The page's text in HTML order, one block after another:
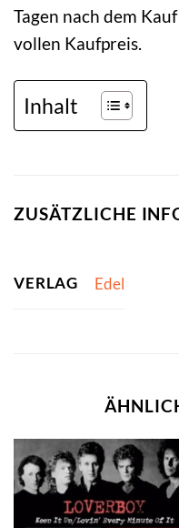
Tagen nach dem
vollen Kaufpreis.
Inhalt
ZUSÄTZLICHE
VERLAG Edel